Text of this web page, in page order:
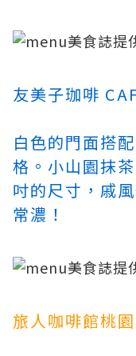
友美子珈啡
白色的門面搭
格。小山園抹
吋的尺寸，戚
常濃！
旅人咖啡館桃